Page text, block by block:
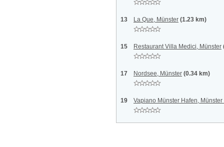
13 La Que, Münster (1.23 km)
15 Restaurant Villa Medici, Münster
17 Nordsee, Münster (0.34 km)
19 Vapiano Münster Hafen, Münster